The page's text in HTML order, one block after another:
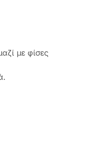
με φίσες